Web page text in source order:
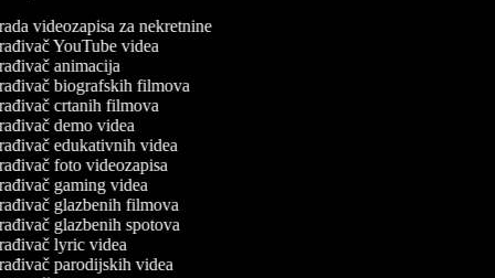
videozapisa za nekretnine
YouTube videa
animacija
biografskih filmova
crtanih filmova
demo videa
edukativnih videa
foto videozapisa
gaming videa
glazbenih filmova
glazbenih spotova
lyric videa
parodijskih videa